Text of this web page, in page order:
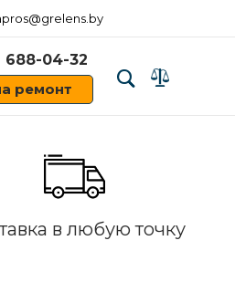
688-04-32
ремонт
в любую точку